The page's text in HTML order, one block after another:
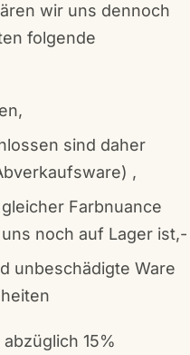
wir uns dennoch
folgende
sind daher
,
Farbnuance
noch auf Lager ist,-
unbeschädigte Ware
15%